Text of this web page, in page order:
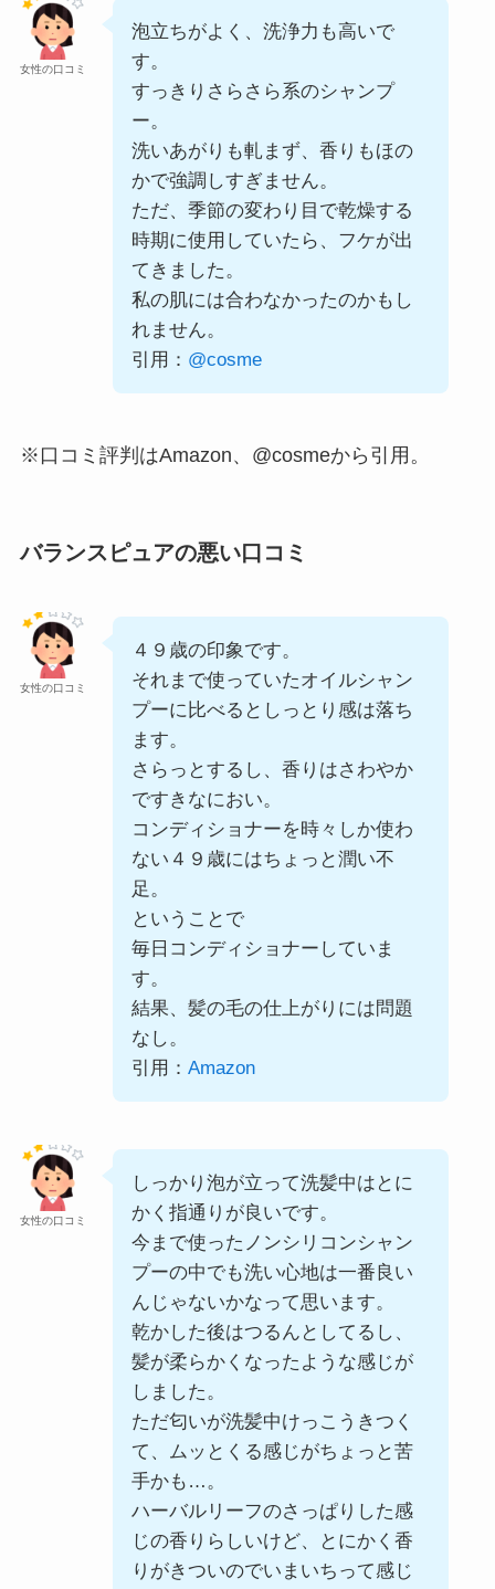
女性の口コミ
泡立ちがよく、洗浄力も高いで
す。
すっきりさらさら系のシャンプ
ー。
洗いあがりも軋まず、香りもほの
かで強調しすぎません。
ただ、季節の変わり目で乾燥する
時期に使用していたら、フケが出
てきました。
私の肌には合わなかったのかもし
れません。
引用： @cosme
※口コミ評判はAmazon、@cosmeから引用。
バランスピュアの悪い口コミ
女性の口コミ
４９歳の印象です。
それまで使っていたオイルシャン
プーに比べるとしっとり感は落ち
ます。
さらっとするし、香りはさわやか
ですきなにおい。
コンディショナーを時々しか使わ
ない４９歳にはちょっと潤い不
足。
ということで
毎日コンディショナーしていま
す。
結果、髪の毛の仕上がりには問題
なし。
引用： Amazon
女性の口コミ
しっかり泡が立って洗髪中はとに
かく指通りが良いです。
今まで使ったノンシリコンシャン
プーの中でも洗い心地は一番良い
んじゃないかなって思います。
乾かした後はつるんとしてるし、
髪が柔らかくなったような感じが
しました。
ただ匂いが洗髪中けっこうきつく
て、ムッとくる感じがちょっと苦
手かも…。
ハーバルリーフのさっぱりした感
じの香りらしいけど、とにかく香
りがきついのでいまいちって感じ